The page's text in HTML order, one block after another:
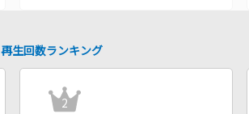
再生回数ランキング
2